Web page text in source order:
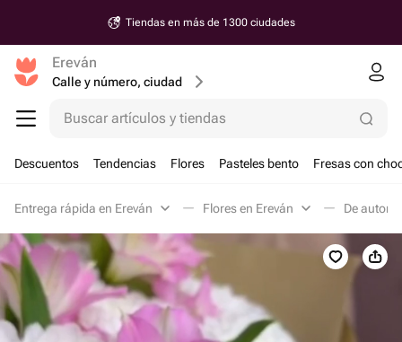
Tiendas en más de 1300 ciudades
Ereván
Calle y número, ciudad
Buscar artículos y tiendas
Descuentos Tendencias Flores Pasteles bento Fresas con
Entrega rápida en Ereván Flores en Ereván De autor